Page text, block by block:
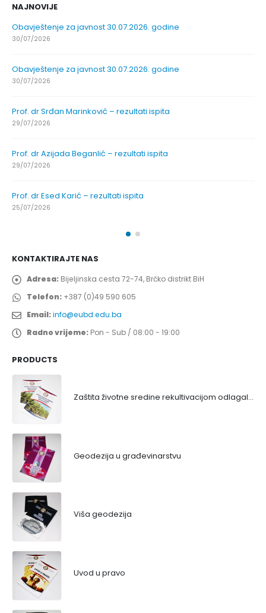
NAJNOVIJE
Obavještenje za javnost 30.07.2026. godine
30/07/2026
Obavještenje za javnost 30.07.2026. godine
30/07/2026
Prof. dr Srđan Marinković – rezultati ispita
29/07/2026
Prof. dr Azijada Beganlić – rezultati ispita
29/07/2026
Prof. dr Esed Karić – rezultati ispita
25/07/2026
KONTAKTIRAJTE NAS
Adresa: Bijeljinska cesta 72-74, Brčko distrikt BiH
Telefon: +387 (0)49 590 605
Email:info@eubd.edu.ba
Radno vrijeme: Pon - Sub / 08:00 - 19:00
PRODUCTS
Zaštita životne sredine rekultivacijom odlagališta
Geodezija u građevinarstvu
Viša geodezija
Uvod u pravo